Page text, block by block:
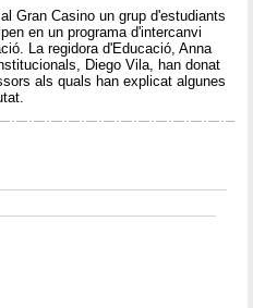
Gran Casino un grup d'estudiants
en un programa d'intercanvi
La regidora d'Educació, Anna
Diego Vila, han donat
als quals han explicat algunes